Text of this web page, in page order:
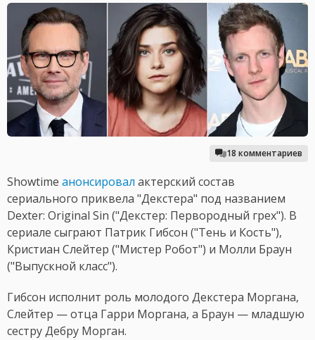
18 комментариев
Showtime анонсировал актерский состав
сериального приквела "Декстера" под названием
Dexter: Original Sin ("Декстер: Первородный грех"). В
сериале сыграют Патрик Гибсон ("Тень и Кость"),
Кристиан Слейтер ("Мистер Робот") и Молли Браун
("Выпускной класс").
Гибсон исполнит роль молодого Декстера Моргана,
Слейтер — отца Гарри Моргана, а Браун — младшую
сестру Дебру Морган.